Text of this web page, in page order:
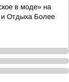
в моде» на
и Отдыха Более